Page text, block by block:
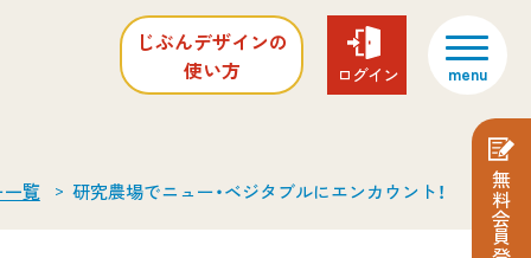
じぶんデザインの
使い方
ログイン
覧 研究農場でニュー・ベジタブルにエンカウント！ 無料会員登録